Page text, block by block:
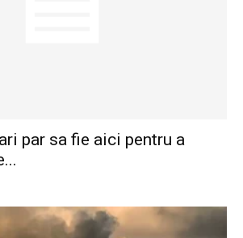
par sa fie aici pentru a